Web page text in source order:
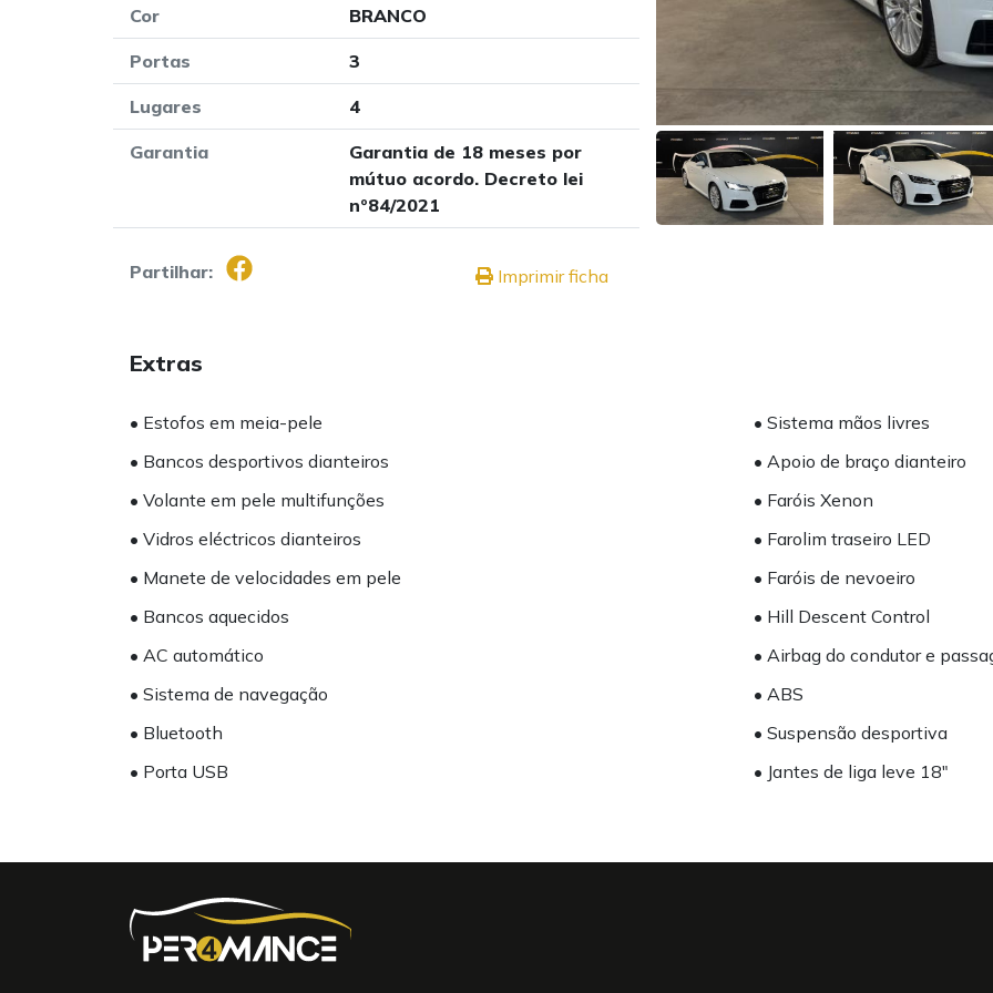
Cor BRANCO
Portas 3
Lugares 4
Garantia
Garantia de 18 meses por
mútuo acordo. Decreto lei
nº84/2021
Partilhar: Imprimir ficha
Extras
• Estofos em meia-pele
• Bancos desportivos dianteiros
• Volante em pele multifunções
• Vidros eléctricos dianteiros
• Manete de velocidades em pele
• Bancos aquecidos
• AC automático
• Sistema de navegação
• Bluetooth
• Porta USB
• Sistema mãos livres
• Apoio de braço dianteiro
• Faróis Xenon
• Farolim traseiro LED
• Faróis de nevoeiro
• Hill Descent Control
• Airbag do condutor e
• ABS
• Suspensão desportiva
• Jantes de liga leve 18"